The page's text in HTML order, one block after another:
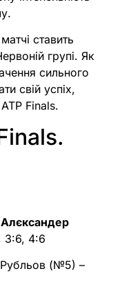
ставить
групі. Як
сильного
свій успіх,
Finals.
Алєксандер
3:6, 4:6
(№5) –